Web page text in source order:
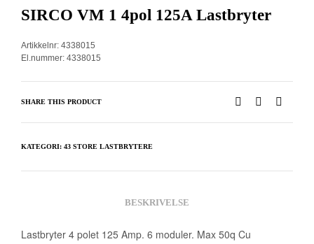
SIRCO VM 1 4pol 125A Lastbryter
Artikkelnr: 4338015
El.nummer: 4338015
SHARE THIS PRODUCT
KATEGORI: 43 STORE LASTBRYTERE
BESKRIVELSE
Lastbryter 4 polet 125 Amp. 6 moduler. Max 50q Cu